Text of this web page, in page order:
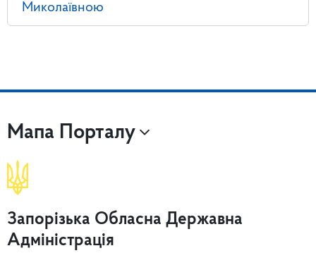
Миколаївною
Мапа Порталу
Запорізька Обласна Державна
Адміністрація